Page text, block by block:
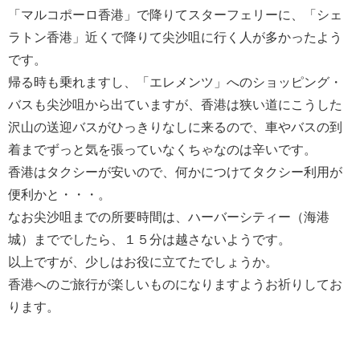
「マルコポーロ香港」で降りてスターフェリーに、「シェ
ラトン香港」近くで降りて尖沙咀に行く人が多かったよう
です。
帰る時も乗れますし、「エレメンツ」へのショッピング・
バスも尖沙咀から出ていますが、香港は狭い道にこうした
沢山の送迎バスがひっきりなしに来るので、車やバスの到
着までずっと気を張っていなくちゃなのは辛いです。
香港はタクシーが安いので、何かにつけてタクシー利用が
便利かと・・・。
なお尖沙咀までの所要時間は、ハーバーシティー（海港
城）まででしたら、１５分は越さないようです。
以上ですが、少しはお役に立てたでしょうか。
香港へのご旅行が楽しいものになりますようお祈りしてお
ります。